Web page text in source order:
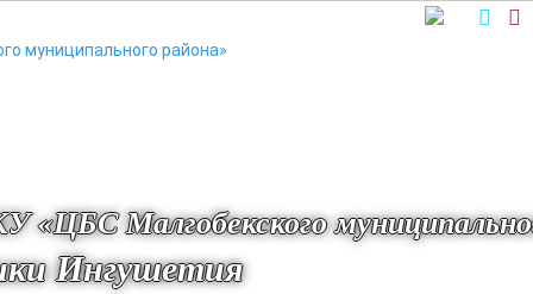
«ЦБС Малгобекского
Ингушетия